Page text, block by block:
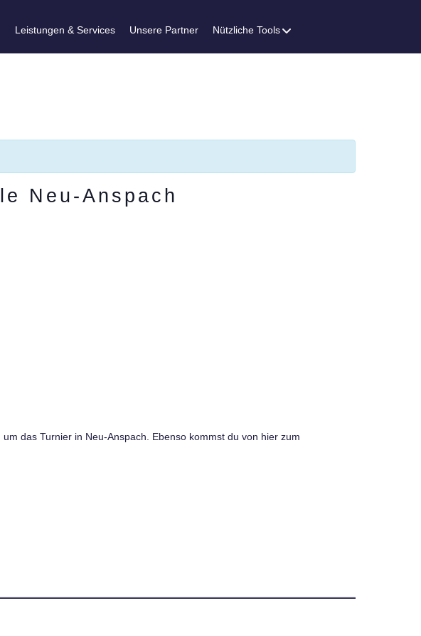
Leistungen & Services Unsere Partner Nützliche Tools
Neu-Anspach
das Turnier in Neu-Anspach. Ebenso kommst du von hier zum